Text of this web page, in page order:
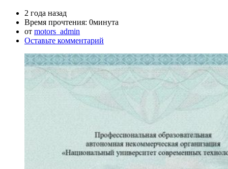
2 года назад
Время прочтения: 0минута
от motors_admin
Оставьте комментарий